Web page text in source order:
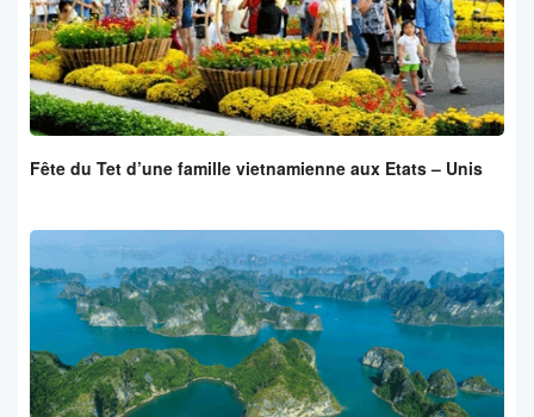
Fête du Tet d’une famille vietnamienne aux Etats – Unis